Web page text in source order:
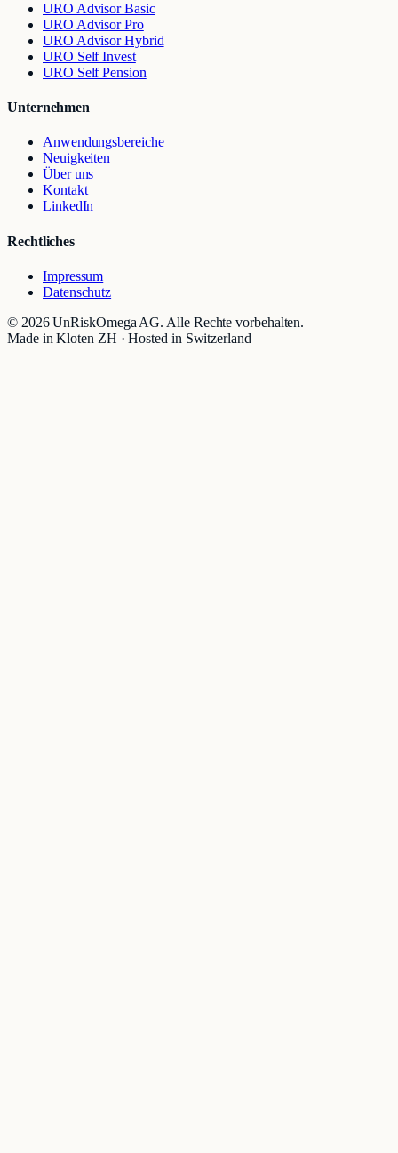
URO Advisor Basic
URO Advisor Pro
URO Advisor Hybrid
URO Self Invest
URO Self Pension
Unternehmen
Anwendungsbereiche
Neuigkeiten
Über uns
Kontakt
LinkedIn
Rechtliches
Impressum
Datenschutz
© 2026 UnRiskOmega AG. Alle Rechte vorbehalten.
Made in Kloten ZH · Hosted in Switzerland